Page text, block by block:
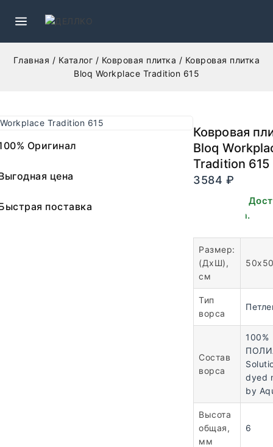
Главная / Каталог / Ковровая плитка / Ковровая плитка
Bloq Workplace Tradition 615
Оригинал
цена
поставка
Ковровая
Bloq
Tradition 615
3584 ₽
В наличии.
для заказа.
Размер:
(ДхШ),
см
Тип
ворса
Состав
ворса
100%
dyed
by
Высота
общая,
мм
6